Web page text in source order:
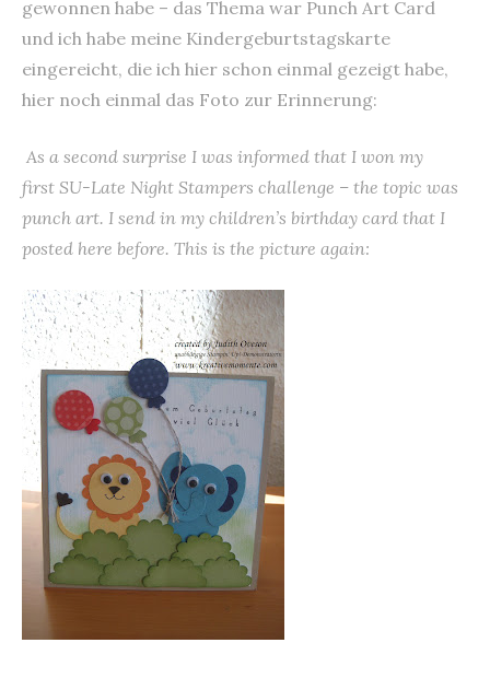
gewonnen habe – das Thema war Punch Art Card
und ich habe meine Kindergeburtstagskarte
eingereicht, die ich hier schon einmal gezeigt habe,
hier noch einmal das Foto zur Erinnerung:
As a second surprise I was informed that I won my
first SU-Late Night Stampers challenge – the topic was
punch art. I send in my children’s birthday card that I
posted here before. This is the picture again: